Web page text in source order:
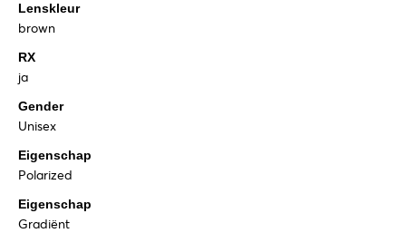
Lenskleur
brown
RX
ja
Gender
Unisex
Eigenschap
Polarized
Eigenschap
Gradiënt